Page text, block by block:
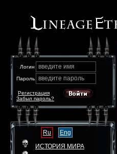
Логин введите имя
Пароль введите пароль
Забыл пароль?
Регистрация
Ru
Eng
ИСТОРИЯ МИРА